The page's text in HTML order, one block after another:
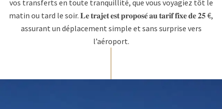
vos transferts en toute tranquillité, que vous voyagiez tôt le
matin ou tard le soir. 𝐋𝐞 𝐭𝐫𝐚𝐣𝐞𝐭 𝐞𝐬𝐭 𝐩𝐫𝐨𝐩𝐨𝐬𝐞́ 𝐚𝐮 𝐭𝐚𝐫𝐢𝐟 𝐟𝐢𝐱𝐞 𝐝𝐞 𝟐𝟓 €,
assurant un déplacement simple et sans surprise vers
l’aéroport.